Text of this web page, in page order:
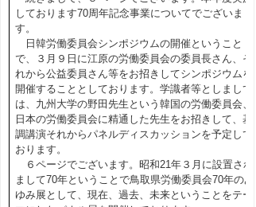
しております70周年記念事業についてでございま
す。
日韓労働委員会シンポジウムの開催ということ
で、３月９日に江原の労働委員会の委員長さん、そ
れから公益委員さん等をお招きしてシンポジウムを
開催することとしております。学識者等としまして
は、九州大学の野田先生という韓国の労働委員会、
日本の労働委員会に精通した先生をお招きして、基
調講演それからパネルディスカッションを予定して
おります。
６ページでございます。昭和21年３月に設置され
まして70年ということで鳥取県労働委員会70年のあ
ゆみ展として、現在、過去、未来ということをテー